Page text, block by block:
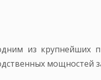
из крупнейших
мощностей